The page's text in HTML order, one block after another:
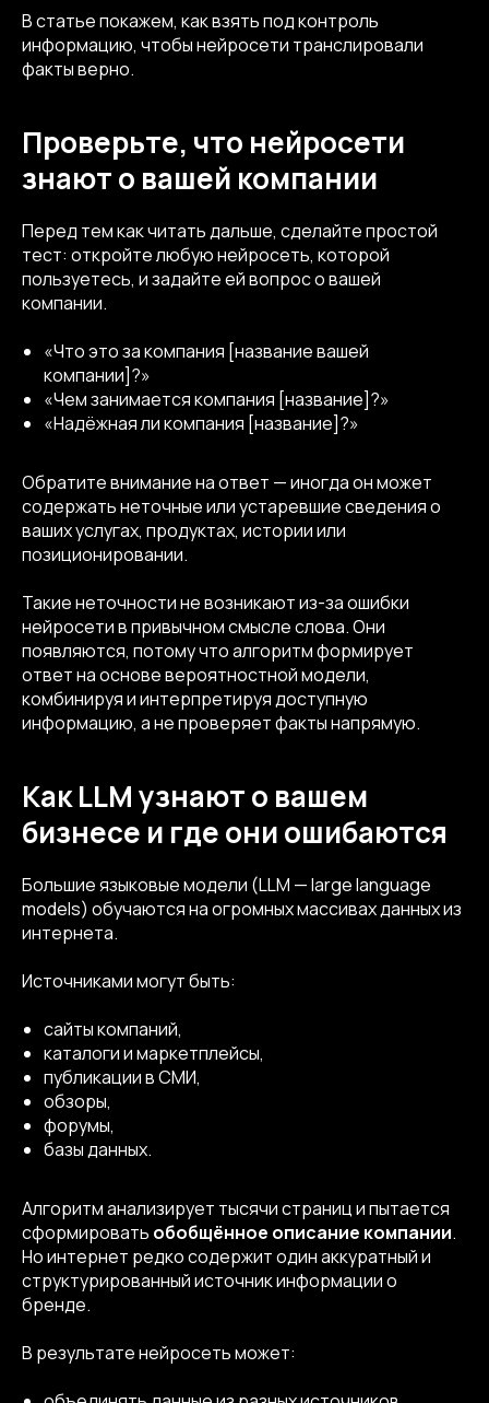
В статье покажем, как взять под контроль
информацию, чтобы нейросети транслировали
факты верно.
Проверьте, что нейросети
знают о вашей компании
Перед тем как читать дальше, сделайте простой
тест: откройте любую нейросеть, которой
пользуетесь, и задайте ей вопрос о вашей
компании.
«Что это за компания [название вашей
компании]?»
«Чем занимается компания [название]?»
«Надёжная ли компания [название]?»
Обратите внимание на ответ — иногда он может
содержать неточные или устаревшие сведения о
ваших услугах, продуктах, истории или
позиционировании.
Такие неточности не возникают из-за ошибки
нейросети в привычном смысле слова. Они
появляются, потому что алгоритм формирует
ответ на основе вероятностной модели,
комбинируя и интерпретируя доступную
информацию, а не проверяет факты напрямую.
Как LLM узнают о вашем
бизнесе и где они ошибаются
Большие языковые модели (LLM — large language
models) обучаются на огромных массивах данных из
интернета.
Источниками могут быть:
сайты компаний,
каталоги и маркетплейсы,
публикации в СМИ,
обзоры,
форумы,
базы данных.
Алгоритм анализирует тысячи страниц и пытается
сформировать обобщённое описание компании.
Но интернет редко содержит один аккуратный и
структурированный источник информации о
бренде.
В результате нейросеть может: